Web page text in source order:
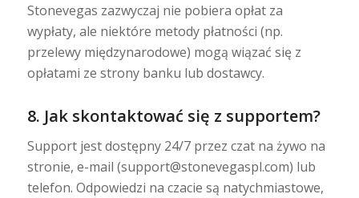
Stonevegas zazwyczaj nie pobiera opłat za
wypłaty, ale niektóre metody płatności (np.
przelewy międzynarodowe) mogą wiązać się z
opłatami ze strony banku lub dostawcy.
8. Jak skontaktować się z supportem?
Support jest dostępny 24/7 przez czat na żywo na
stronie, e-mail (support@stonevegaspl.com) lub
telefon. Odpowiedzi na czacie są natychmiastowe,